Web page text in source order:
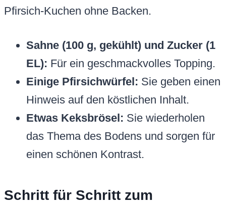
Pfirsich-Kuchen ohne Backen.
Sahne (100 g, gekühlt) und Zucker (1
EL): Für ein geschmackvolles Topping.
Einige Pfirsichwürfel: Sie geben einen
Hinweis auf den köstlichen Inhalt.
Etwas Keksbrösel: Sie wiederholen
das Thema des Bodens und sorgen für
einen schönen Kontrast.
Schritt für Schritt zum